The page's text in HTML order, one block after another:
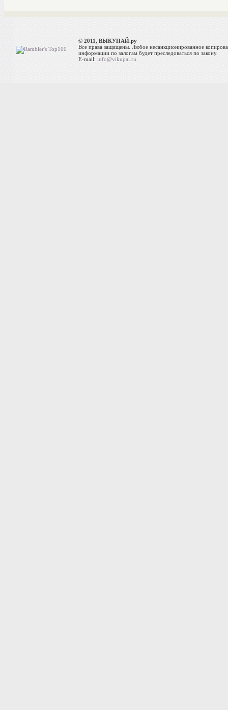
© 2011, ВЫКУПАЙ.ру
Все права защищены. Любое несанкционированное
информации по залогам будет преследоваться по закону.
E-mail:info@vikupai.ru